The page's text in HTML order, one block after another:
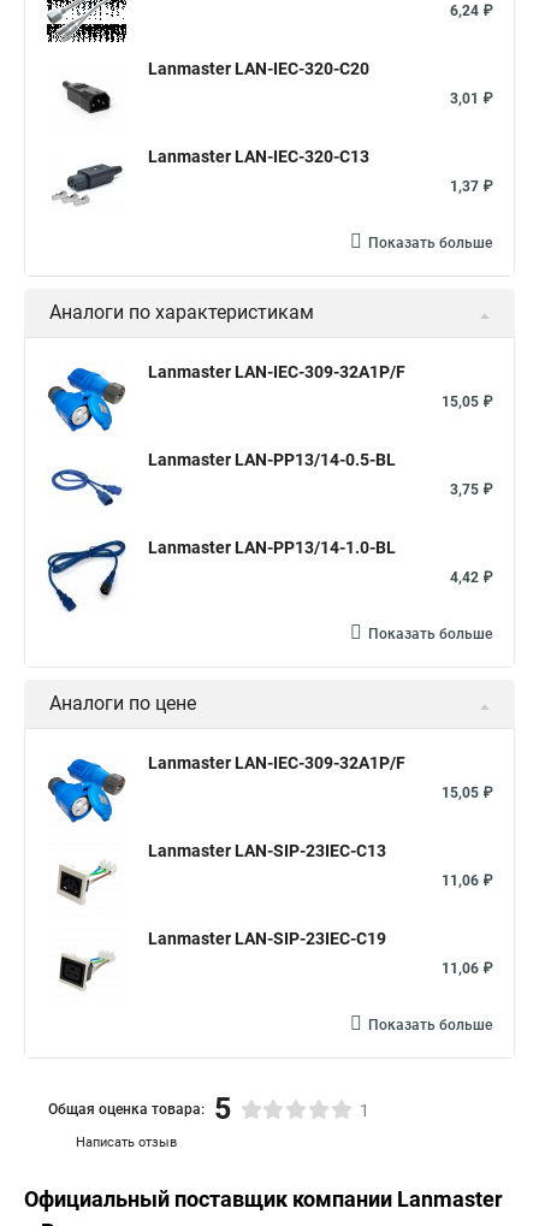
6,24 ₽
Lanmaster LAN-IEC-320-C20
3,01 ₽
Lanmaster LAN-IEC-320-C13
1,37 ₽
Показать больше
Аналоги по характеристикам
Lanmaster LAN-IEC-309-32A1P/F
15,05 ₽
Lanmaster LAN-PP13/14-0.5-BL
3,75 ₽
Lanmaster LAN-PP13/14-1.0-BL
4,42 ₽
Показать больше
Аналоги по цене
Lanmaster LAN-IEC-309-32A1P/F
15,05 ₽
Lanmaster LAN-SIP-23IEC-C13
11,06 ₽
Lanmaster LAN-SIP-23IEC-C19
11,06 ₽
Показать больше
Написать отзыв
Общая оценка товара: 5 1
Официальный поставщик компании Lanmaster